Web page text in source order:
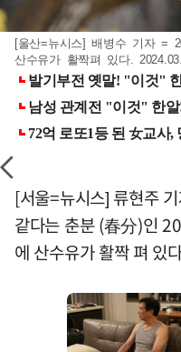
[울산=뉴시스] 배병수 기자 =
산수유가 활짝펴 있다.
[서울=뉴시스] 류현주
같다는 춘분 (春分)인
에 산수유가 활짝 펴 있